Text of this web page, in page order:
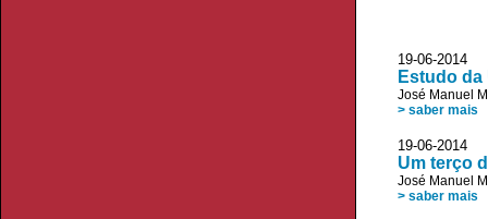
19-06-2014
Estudo da
José Manuel
> saber mais
19-06-2014
Um terço
José Manuel
> saber mais